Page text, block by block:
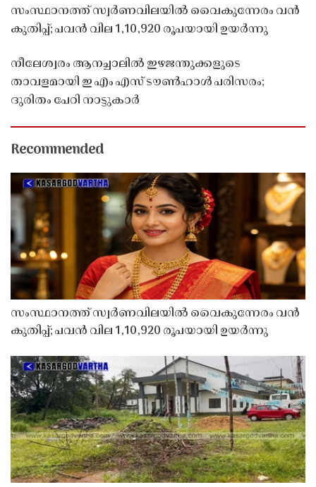
സംസ്ഥാനത്ത് സ്വർണവിലയിൽ വൈകുന്നേരം വൻ
കുതിപ്പ്; പവൻ വില 1,10,920 രൂപയായി ഉയർന്നു
നീലേശ്വരം ആനച്ചാലിൽ ഇഴജന്തുക്കളുടെ
താവളമായി ഇ എം എസ് ടൗൺഹാൾ പരിസരം;
ദുരിതം പേറി നാട്ടുകാർ
Recommended
സംസ്ഥാനത്ത് സ്വർണവിലയിൽ വൈകുന്നേരം വൻ
കുതിപ്പ്; പവൻ വില 1,10,920 രൂപയായി ഉയർന്നു